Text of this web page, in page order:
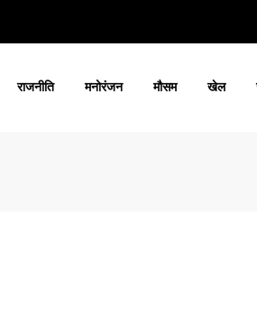
राजनीति मनोरंजन मौसम खेल